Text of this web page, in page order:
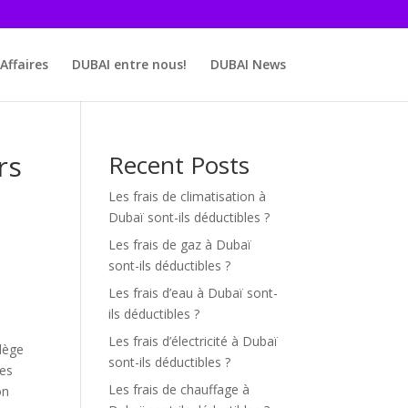
DUBAI entre nous! DUBAI News
Recent Posts
Les frais de climatisation à
Dubaï sont-ils déductibles ?
Les frais de gaz à Dubaï
sont-ils déductibles ?
Les frais d’eau à Dubaï sont-
ils déductibles ?
Les frais d’électricité à Dubaï
sont-ils déductibles ?
Les frais de chauffage à